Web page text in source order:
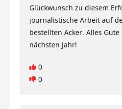
Glückwunsch zu diesem
journalistische Arbeit auf
bestellten Acker. Alles
nächsten Jahr!
0
0